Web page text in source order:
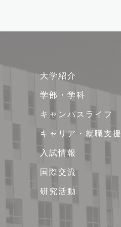
サ
イ
マ
ッ
大学紹介
学部・学科
キャンパスライフ
キャリア・就職支援
入試情報
国際交流
研究活動